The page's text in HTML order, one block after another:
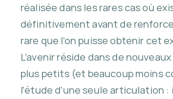
réalisée dans les rares cas où
définitivement avant de
rare que l’on puisse obtenir cet
L’avenir réside dans de
plus petits (et beaucoup moins
l’étude d’une seule articulation :